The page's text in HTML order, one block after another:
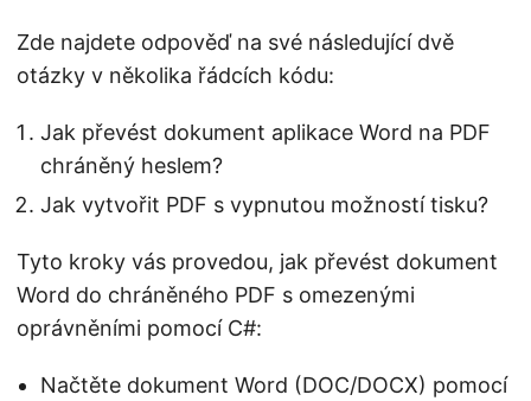
Zde najdete odpověď na své následující dvě
otázky v několika řádcích kódu:
Jak převést dokument aplikace Word na PDF
chráněný heslem?
Jak vytvořit PDF s vypnutou možností tisku?
Tyto kroky vás provedou, jak převést dokument
Word do chráněného PDF s omezenými
oprávněními pomocí C#:
Načtěte dokument Word (DOC/DOCX) pomocí